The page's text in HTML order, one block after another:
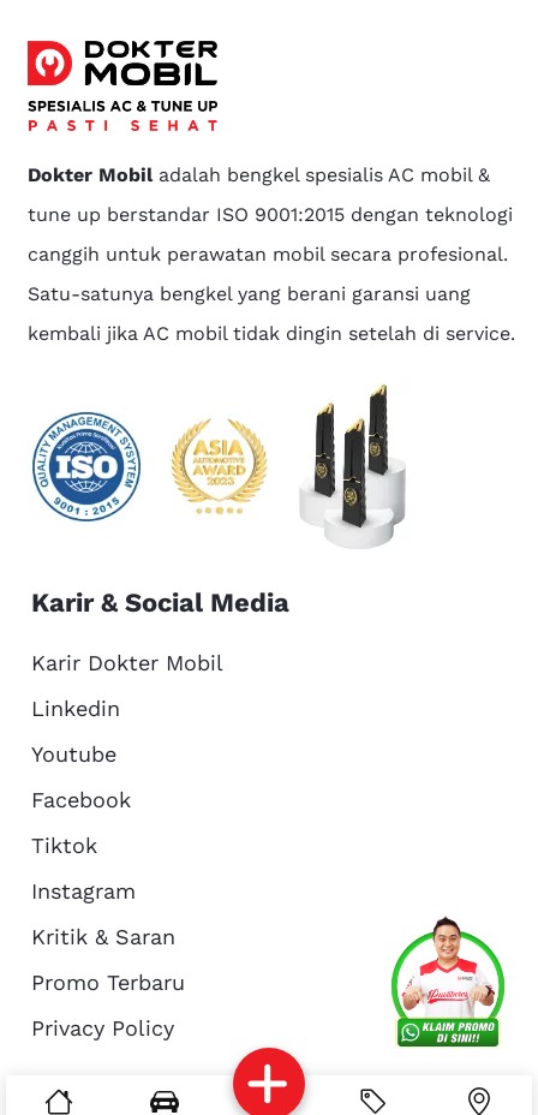
About Us
Reservasi Article
Dokter Mobiladalah bengkel spesialis AC mobil &
tune up berstandar ISO 9001:2015 dengan teknologi
canggih untuk perawatan mobil secara profesional.
Satu-satunya bengkel yang berani garansi uang
kembali jika AC mobil tidak dingin setelah di service.
Karir & Social Media
Karir Dokter Mobil
Linkedin
Youtube
Facebook
Tiktok
Instagram
Kritik & Saran
Promo Terbaru
Privacy Policy